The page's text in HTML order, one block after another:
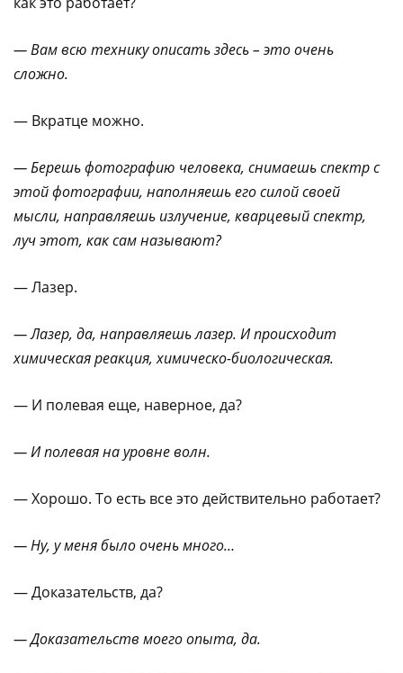
— Вам всю технику описать здесь – это очень
сложно.
— Вкратце можно.
— Берешь фотографию человека, снимаешь спектр с
этой фотографии, наполняешь его силой своей
мысли, направляешь излучение, кварцевый спектр,
луч этот, как сам называют?
— Лазер.
— Лазер, да, направляешь лазер. И происходит
химическая реакция, химическо-биологическая.
— И полевая еще, наверное, да?
— И полевая на уровне волн.
— Хорошо. То есть все это действительно работает?
— Ну, у меня было очень много…
— Доказательств, да?
— Доказательств моего опыта, да.